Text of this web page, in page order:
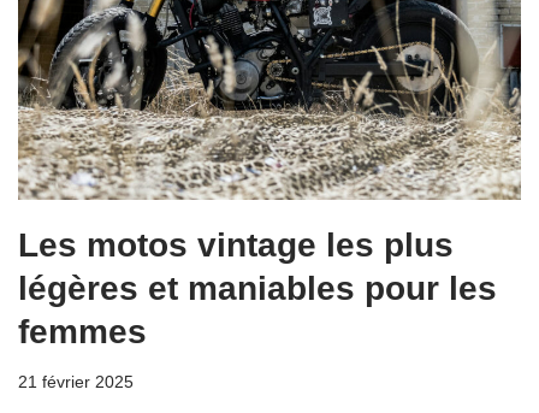
Les motos vintage les plus
légères et maniables pour les
femmes
21 février 2025